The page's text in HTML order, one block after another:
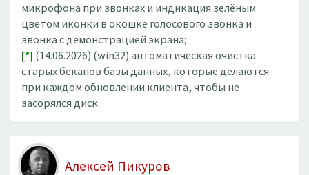
микрофона при звонках и индикация зелёным
цветом иконки в окошке голосового звонка и
звонка с демонстрацией экрана;
[*] (14.06.2026) (win32) автоматическая очистка
старых бекапов базы данных, которые делаются
при каждом обновлении клиента, чтобы не
засорялся диск.
Алексей Пикуров